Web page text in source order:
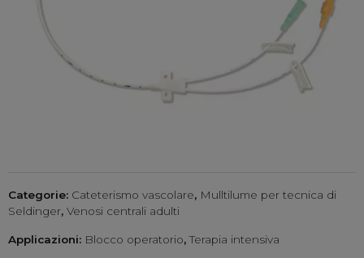
Categorie: Cateterismo vascolare, Mulltilume per tecnica di
Seldinger, Venosi centrali adulti
Applicazioni: Blocco operatorio, Terapia intensiva